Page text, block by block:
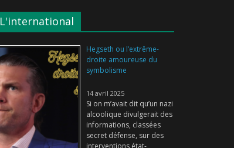
L'international
Hegseth ou l’extrême-
droite amoureuse du
symbolisme
14 avril 2025
Si on m’avait dit qu’un nazi
alcoolique divulgerait des
informations, classées
secret défense, sur des
interventions état-